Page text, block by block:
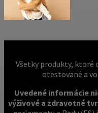
Všetky produkty, ktoré
otestované a
Uvedené informácie
výživové a zdravotné